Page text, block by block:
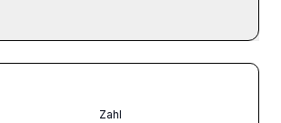
Zahl